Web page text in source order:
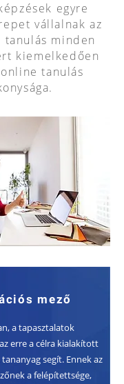
egyre
vállalnak az
tanulás minden
kiemelkedően
tanulás
a tapasztalatok
erre a célra kialakított
segít. Ennek az
a felépítettsége,
mező